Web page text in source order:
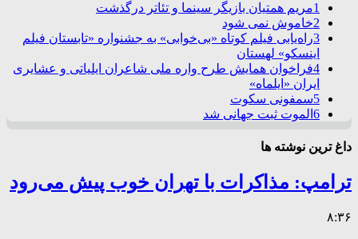
1مریم همتیان بازیگر سینما و تئاتر درگذشت
2خاموش نمی شود
3راه‌یابی فیلم کوتاه «بی‌خوابی» به جشنواره «تابستان فیلم
اینسکو» لهستان
4فراخوان همایش طرح واره ملی شاعران ایلیاتی و عشایری
ایران «ایلماه»
5سمفونی سکوت
6 الموت ثبت جهانی شد
داغ ترین نوشته ها
ترامپ: مذاکرات با تهران خوب پیش می‌رود
۸:۳۶